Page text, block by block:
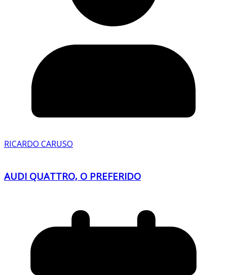
RICARDO CARUSO
AUDI QUATTRO, O PREFERIDO